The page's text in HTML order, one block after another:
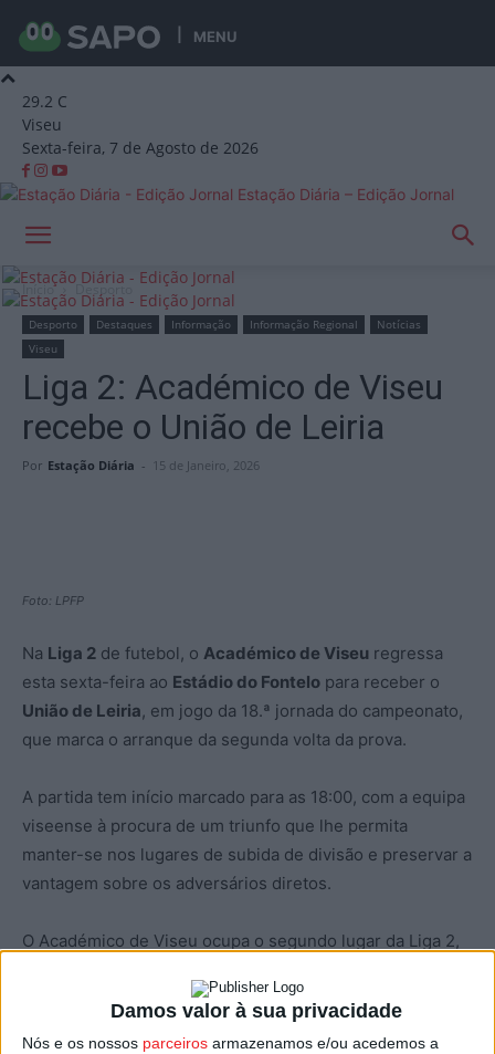
Damos valor à sua privacidade
Nós e os nossos parceiros armazenamos e/ou acedemos a
MENU
29.2 C
Viseu
Sexta-feira, 7 de Agosto de 2026
Estação Diária – Edição Jornal
Início Desporto
Desporto Destaques Informação Informação Regional
Notícias
Viseu
Liga 2: Académico de Viseu
recebe o União de Leiria
Por Estação Diária - 15 de Janeiro, 2026
Foto: LPFP
Na Liga 2 de futebol, o Académico de Viseu regressa
esta sexta-feira ao Estádio do Fontelo para receber o
União de Leiria, em jogo da 18.ª jornada do campeonato,
que marca o arranque da segunda volta da prova.
A partida tem início marcado para as 18:00, com a equipa
viseense à procura de um triunfo que lhe permita
manter-se nos lugares de subida de divisão e preservar a
vantagem sobre os adversários diretos.
O Académico de Viseu ocupa o segundo lugar da Liga 2,
estará o União de Leiria, atual sexto classificado, com 24